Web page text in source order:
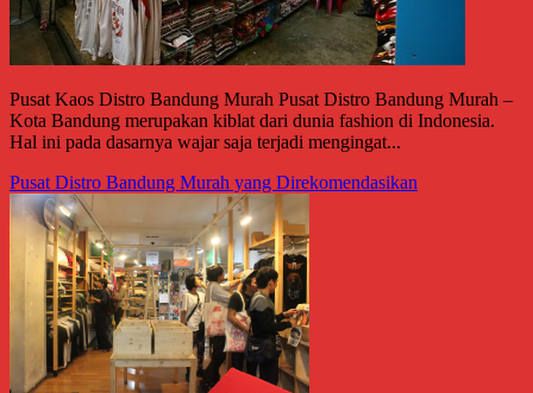
Pusat Kaos Distro Bandung Murah Pusat Distro Bandung Murah –
Kota Bandung merupakan kiblat dari dunia fashion di Indonesia.
Hal ini pada dasarnya wajar saja terjadi mengingat...
Pusat Distro Bandung Murah yang Direkomendasikan